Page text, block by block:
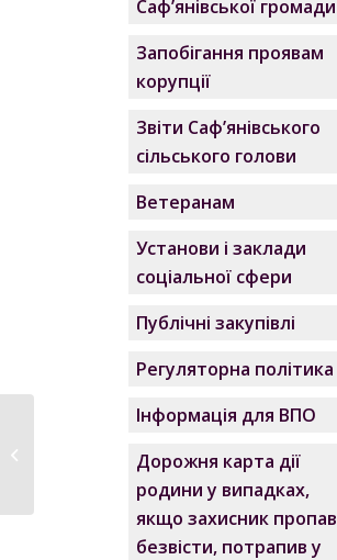
Саф’янівської громади
Запобігання проявам
корупції
Звіти Саф’янівського
сільського голови
Ветеранам
Установи і заклади
соціальної сфери
Публічні закупівлі
Регуляторна політика
Інформація для ВПО
Дорожня карта дії
родини у випадках,
якщо захисник пропав
безвісти, потрапив у